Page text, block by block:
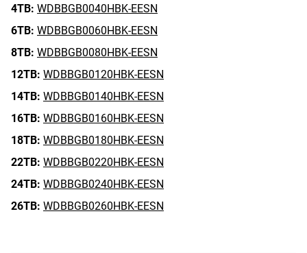
4TB: WDBBGB0040HBK-EESN
6TB: WDBBGB0060HBK-EESN
8TB: WDBBGB0080HBK-EESN
12TB: WDBBGB0120HBK-EESN
14TB: WDBBGB0140HBK-EESN
16TB: WDBBGB0160HBK-EESN
18TB: WDBBGB0180HBK-EESN
22TB: WDBBGB0220HBK-EESN
24TB: WDBBGB0240HBK-EESN
26TB: WDBBGB0260HBK-EESN